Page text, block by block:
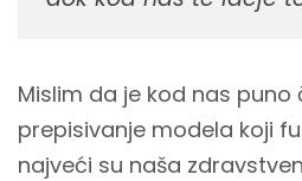
Mislim da je kod nas
prepisivanje modela koji
najveći su naša